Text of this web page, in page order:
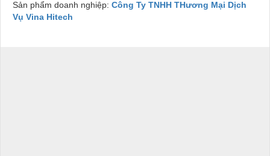
Sản phẩm doanh nghiệp: Công Ty TNHH THương Mại Dịch
Vụ Vina Hitech